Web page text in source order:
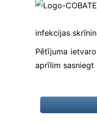
infekcijas
Pētījuma
aprīlim sasniegt
Būtiskie/funkcionālie
Funkcionālie sīkfaili ir
sīkfaili, kas ir obligāti
nepieciešami
būtiskajām tīmekļa
funkcijām. Bez tiem
paredzēts. Turklāt tie